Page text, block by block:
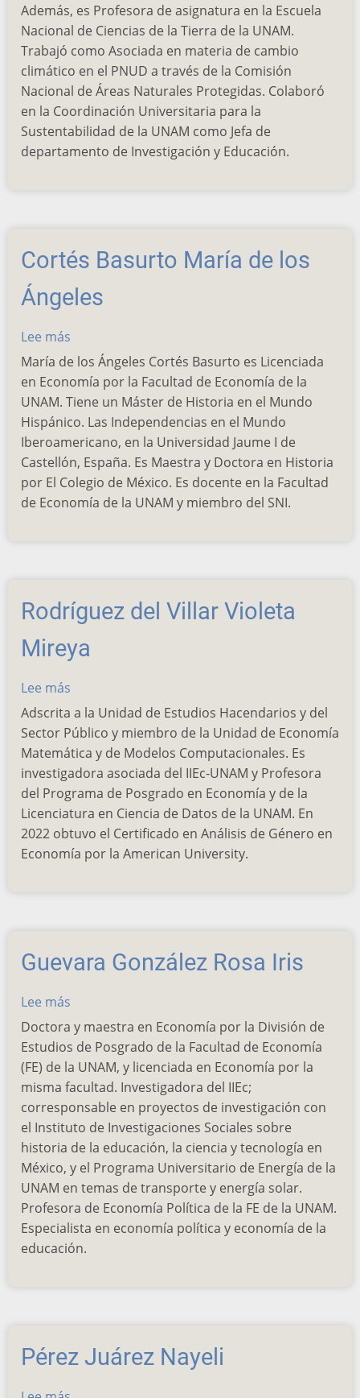
Además, es Profesora de asignatura en la Escuela
Nacional de Ciencias de la Tierra de la UNAM.
Trabajó como Asociada en materia de cambio
climático en el PNUD a través de la Comisión
Nacional de Áreas Naturales Protegidas. Colaboró
en la Coordinación Universitaria para la
Sustentabilidad de la UNAM como Jefa de
departamento de Investigación y Educación.
Cortés Basurto María de los
Ángeles
Lee más
Cortés
Basurto
María
de
los
Ángeles
María de los Ángeles Cortés Basurto es Licenciada
en Economía por la Facultad de Economía de la
UNAM. Tiene un Máster de Historia en el Mundo
Hispánico. Las Independencias en el Mundo
Iberoamericano, en la Universidad Jaume I de
Castellón, España. Es Maestra y Doctora en Historia
por El Colegio de México. Es docente en la Facultad
de Economía de la UNAM y miembro del SNI.
Rodríguez del Villar Violeta
Mireya
Lee más
Rodríguez
del
Villar
Violeta
Mireya
Adscrita a la Unidad de Estudios Hacendarios y del
Sector Público y miembro de la Unidad de Economía
Matemática y de Modelos Computacionales. Es
investigadora asociada del IIEc-UNAM y Profesora
del Programa de Posgrado en Economía y de la
Licenciatura en Ciencia de Datos de la UNAM. En
2022 obtuvo el Certificado en Análisis de Género en
Economía por la American University.
Guevara González Rosa Iris
Lee más
Guevara
González
Rosa
Iris
Doctora y maestra en Economía por la División de
Estudios de Posgrado de la Facultad de Economía
(FE) de la UNAM, y licenciada en Economía por la
misma facultad. Investigadora del IIEc;
corresponsable en proyectos de investigación con
el Instituto de Investigaciones Sociales sobre
historia de la educación, la ciencia y tecnología en
México, y el Programa Universitario de Energía de la
UNAM en temas de transporte y energía solar.
Profesora de Economía Política de la FE de la UNAM.
Especialista en economía política y economía de la
educación.
Pérez Juárez Nayeli